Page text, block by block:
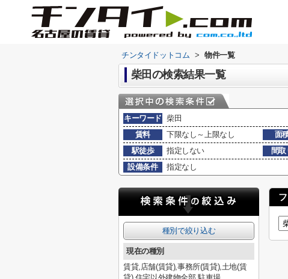
チンタイドットコム > 物件一覧
柴田の検索結果一覧
キーワード 柴田
賃料
下限なし～上限なし 面
駅徒歩
指定しない 間取
設備条件
指定なし
種別で絞り込む
現在の種別
賃貸,店舗(賃貸),事務所(賃貸),土地(賃